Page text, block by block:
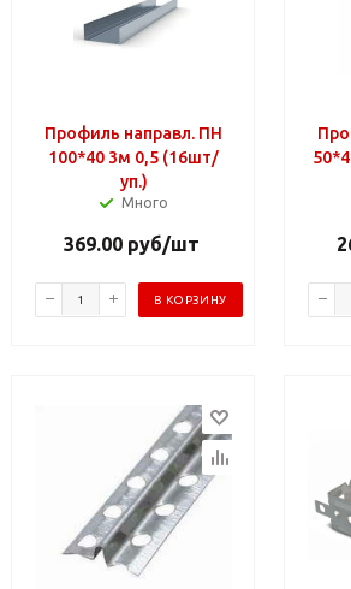
Профиль направл. ПН
100*40 3м 0,5 (16шт/
уп.)
Много
369.00руб/шт
В КОРЗИНУ